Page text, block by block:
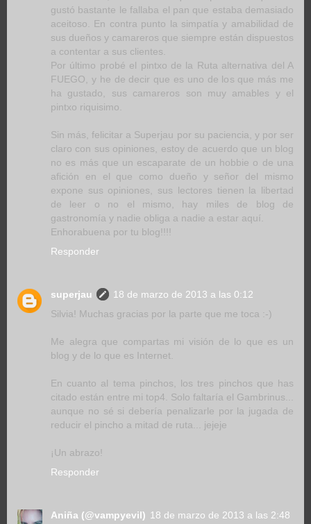
gustó bastante le fallaba el pan que estaba demasiado
aceitoso. En contra punto la simpatía y amabilidad de
sus dueños y camareros que siempre están dispuestos
a contentar a sus clientes.
Por último probé el pintxo de la Ruta alternativa del A
FUEGO, y he de decir que es uno de los que más me
ha gustado, sus camareros son muy amables y el
pintxo riquisimo.
Sin más, felicitar a Superjau por su paciencia, y por ser
claro con sus opiniones, estoy de acuerdo que un blog
no es más que un escaparate de un hobbie o de una
afición en el que como dueño y señor del mismo
expone sus opiniones, sus lectores tienen la libertad
de leer o no el mismo, hay miles de blog de
gastronomía y nadie obliga a nadie a estar aquí.
Enhorabuena por tu blog!!!!
Responder
superjau
18 de marzo de 2013 a las 0:12
Silvia! Muchas gracias por la parte que me toca :-)
Me alegra que compartas mi visión de lo que es un
blog y de lo que es Internet.
En cuanto al tema pinchos, los tres pinchos que has
citado están entre mi top4. Solo faltaría el Gambrinus...
aunque no sé si debería penalizarle por la jugada de
reducir el pincho a mitad de ruta... jejeje
¡Un abrazo!
Responder
Aniña (@vampyevil) 18 de marzo de 2013 a las 2:48